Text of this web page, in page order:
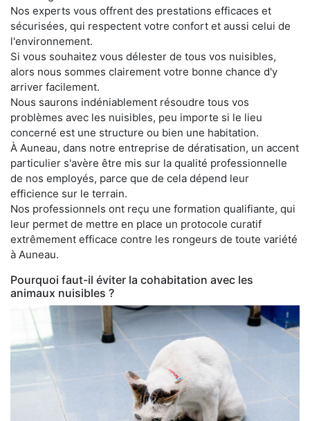
Nos experts vous offrent des prestations efficaces et
sécurisées, qui respectent votre confort et aussi celui de
l'environnement.
Si vous souhaitez vous délester de tous vos nuisibles,
alors nous sommes clairement votre bonne chance d'y
arriver facilement.
Nous saurons indéniablement résoudre tous vos
problèmes avec les nuisibles, peu importe si le lieu
concerné est une structure ou bien une habitation.
À Auneau, dans notre entreprise de dératisation, un accent
particulier s'avère être mis sur la qualité professionnelle
de nos employés, parce que de cela dépend leur
efficience sur le terrain.
Nos professionnels ont reçu une formation qualifiante, qui
leur permet de mettre en place un protocole curatif
extrêmement efficace contre les rongeurs de toute variété
à Auneau.
Pourquoi faut-il éviter la cohabitation avec les
animaux nuisibles ?